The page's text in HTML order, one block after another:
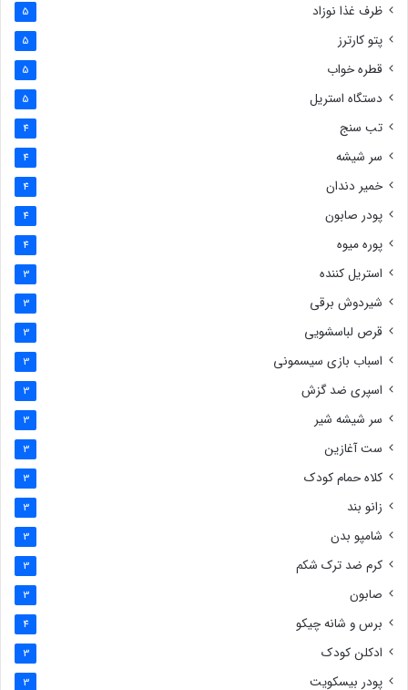
ظرف غذا نوزاد 5
پتو کارترز 5
قطره خواب 5
دستگاه استریل 5
تب سنج 4
سر شیشه 4
خمیر دندان 4
پودر صابون 4
پوره میوه 4
استریل کننده 3
شیردوش برقی 3
قرص لباسشویی 3
اسباب بازی سیسمونی 3
اسپری ضد گزش 3
سر شیشه شیر 3
ست آغازین 3
کلاه حمام کودک 3
زانو بند 3
شامپو بدن 3
کرم ضد ترک شکم 3
صابون 3
برس و شانه چیکو 4
ادکلن کودک 3
پودر بیسکویت 3